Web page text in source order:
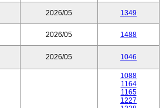
2026/05 1349
2026/05 1488
2026/05 1046
1088
1164
1165
1227